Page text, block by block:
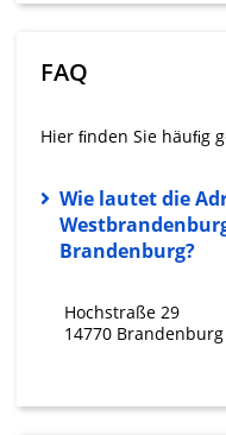
FAQ
Hier ﬁnden Sie häuﬁg
Wie lautet die
Brandenburg?
Hochstraße 29
14770 Brandenburg
Werbung
personalisierter
Erstellung von
von Inhalten
Verwendung von
Messung der